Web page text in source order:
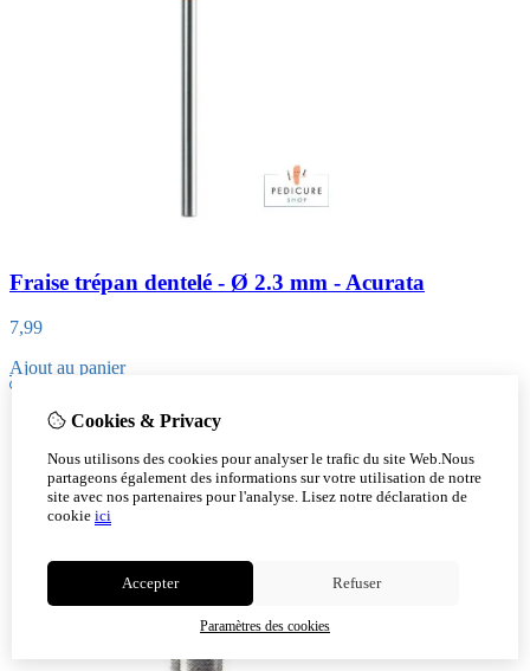
Fraise trépan dentelé - Ø 2.3 mm - Acurata
7,99
Ajout au panier
Cookies & Privacy
Nous utilisons des cookies pour analyser le trafic du site Web.Nous
partageons également des informations sur votre utilisation de notre
site avec nos partenaires pour l'analyse. Lisez notre déclaration de
cookie ici
Accepter Refuser
Paramètres des cookies